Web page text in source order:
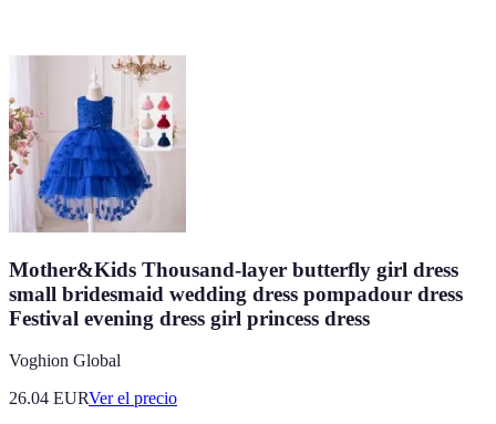
Mother&Kids Thousand-layer butterfly girl dress
small bridesmaid wedding dress pompadour dress
Festival evening dress girl princess dress
Voghion Global
26.04 EURVer el precio